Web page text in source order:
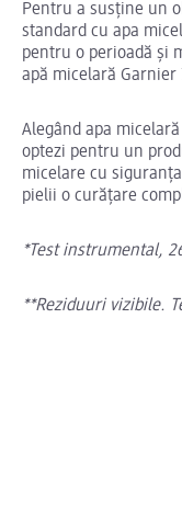
Pentru a susține un
standard cu apa
pentru o perioadă și
apă micelară Garnier
Alegând apa
optezi pentru un
micelare cu
pielii o curățare
*Test instrumental,
**Reziduuri vizibile.